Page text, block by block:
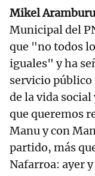
Mikel Aramburu
Municipal del
que "no todos
iguales" y ha
servicio público
de la vida
que queremos
Manu y con
partido, más
Nafarroa: ayer